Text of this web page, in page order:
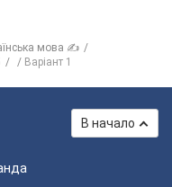
мова ✍
Варіант 1
В начало